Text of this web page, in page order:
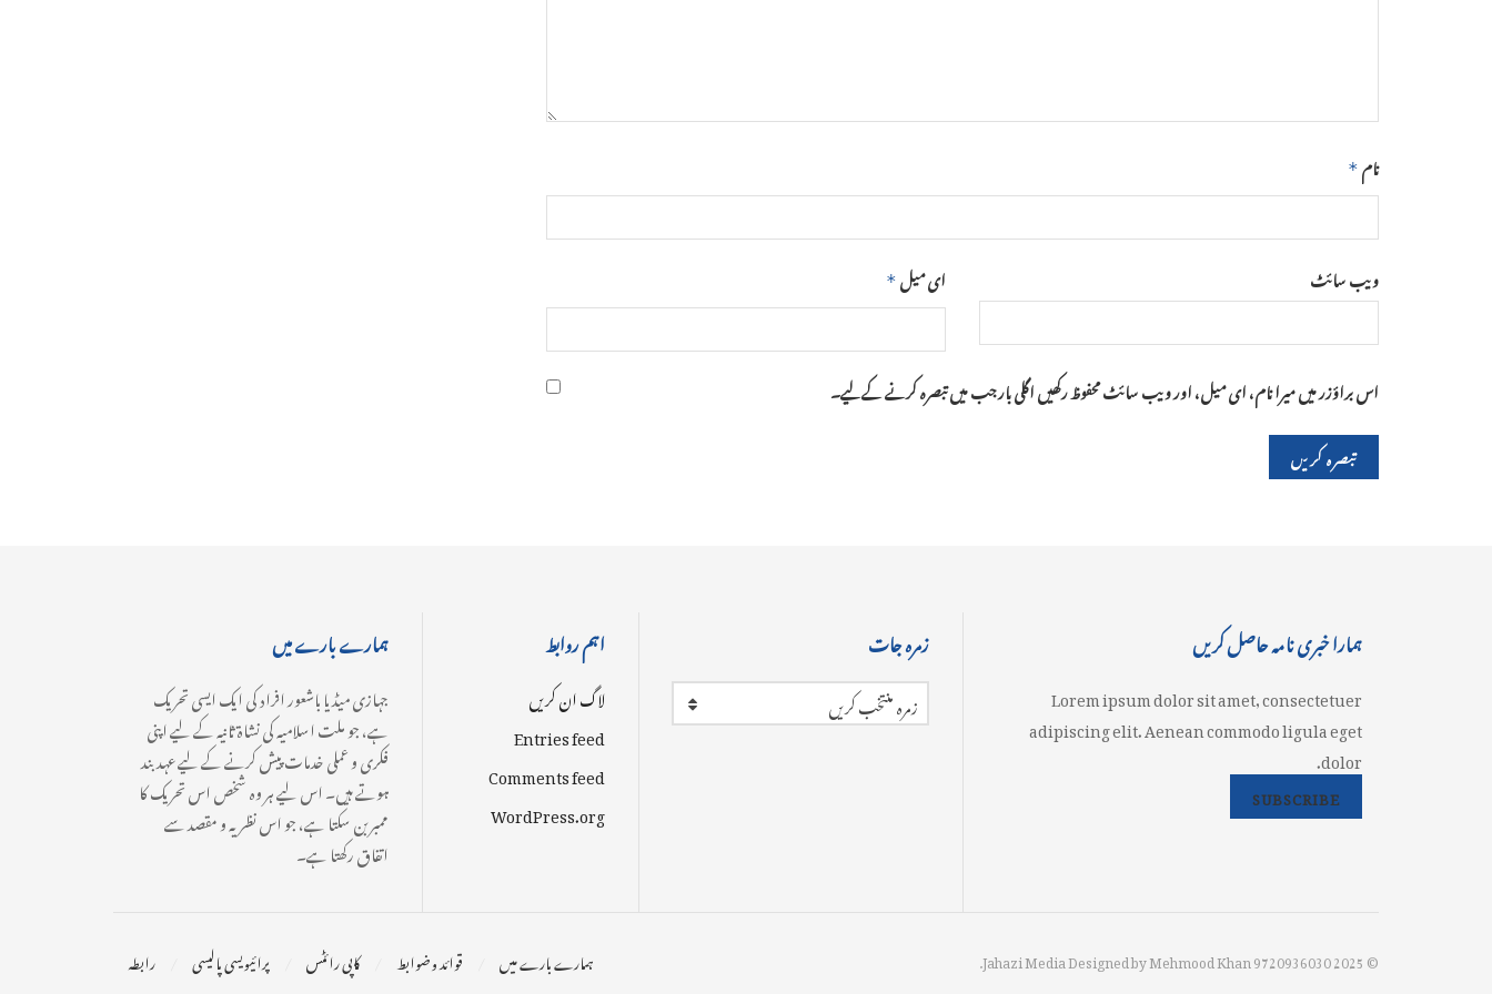
نام *
ای میل * ویب‌ سائٹ
اس براؤزر میں میرا نام، ای میل، اور ویب سائٹ محفوظ رکھیں اگلی بار جب میں تبصرہ کرنے کےلیے۔
ہمارا خبری نامہ حاصل کریں
Lorem ipsum dolor sit amet, consectetuer
adipiscing elit. Aenean commodo ligula eget
dolor.
SUBSCRIBE
زمرہ جات
زمرہ منتخب کریں
اہم روابط
لاگ ان کریں
Entries feed
Comments feed
WordPress.org
ہمارے بارے میں
جہازی میڈیا باشعور افراد کی ایک ایسی تحریک
ہے، جو ملت اسلامیہ کی نشاۃ ثانیہ کے لیے اپنی
فکری و عملی خدمات پیش کرنے کے لیے عہدبند
ہوتے ہیں۔ اس لیے ہر وہ شخص اس تحریک کا
ممبر بن سکتا ہے، جو اس نظریہ و مقصد سے
اتفاق رکھتا ہے۔
ہمارے بارے میں قوائد و ضوابط کاپی رائٹس پرائیویسی پالیسی رابطہ © 2025 Jahazi Media Designed by Mehmood Khan 9720936030.